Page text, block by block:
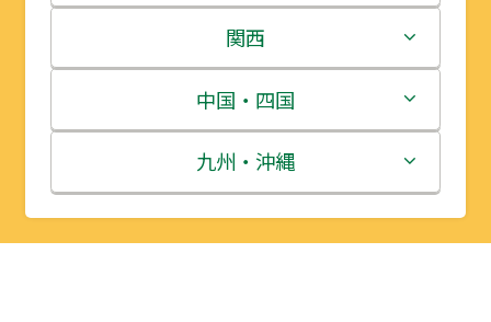
岩手県
宮城県
秋田県
山形県
栃木県
群馬県
埼玉県
千葉県
新潟県
富山県
石川県
福井県
関西
三重県
滋賀県
京都府
中国・四国
鳥取県
島根県
九州・沖縄
福岡県